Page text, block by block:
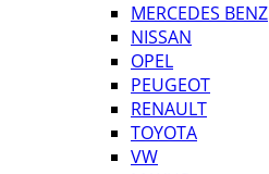
MERCEDES BENZ
NISSAN
OPEL
PEUGEOT
RENAULT
TOYOTA
VW